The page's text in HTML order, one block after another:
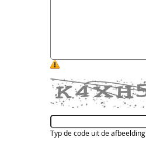
Typ de code uit de afbeelding